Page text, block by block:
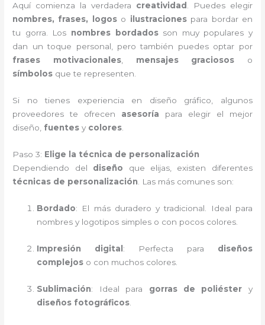
Aquí comienza la verdadera creatividad . Puedes elegir
nombres, frases, logoso ilustracionespara bordar en
tu gorra. Los nombres bordadosson muy populares y
dan un toque personal, pero también puedes optar por
frases motivacionales, mensajes graciosos o
símbolos que te representen.
Si no tienes experiencia en diseño gráfico, algunos
proveedores te ofrecen asesoría para elegir el mejor
diseño, fuentes y colores
Paso 3: Elige la técnica de personalización
Dependiendo del diseño que elijas, existen diferentes
técnicas de personalización . Las más comunes son:
Bordado: El más duradero y tradicional. Ideal para
nombres y logotipos simples o con pocos colores.
Impresión digital : Perfecta para diseños
complejos o con muchos colores.
Sublimación: Ideal para gorras de poliéster y
diseños fotográficos